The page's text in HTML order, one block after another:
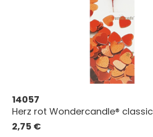
14057
Herz rot Wondercandle® classic
2,75 €